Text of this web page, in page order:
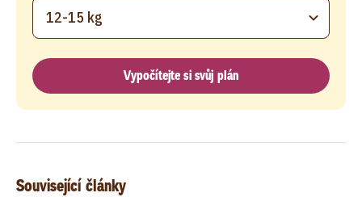
12-15 kg
Vypočítejte si svůj plán
Související články